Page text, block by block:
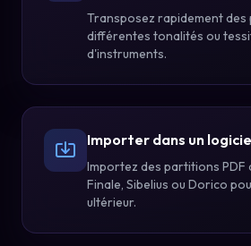
Transposez rapidement
différentes tonalités ou
d'instruments.
Importer dans un
Importez des partitions PDF
Finale, Sibelius ou Dorico
ultérieur.